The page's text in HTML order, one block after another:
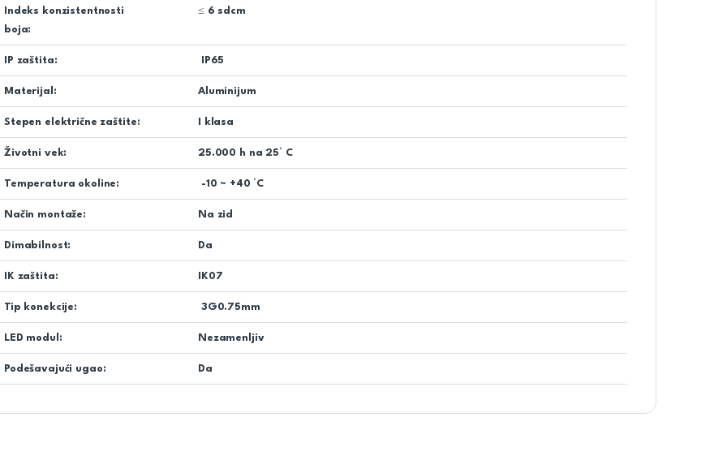
Indeks konzistentnosti
boja:
≤ 6 sdcm
IP zaštita: IP65
Materijal: Aluminijum
Stepen električne zaštite: I klasa
Životni vek: 25.000 h na 25° C
Temperatura okoline: -10 ~ +40 °C
Način montaže: Na zid
Dimabilnost: Da
IK zaštita: IK07
Tip konekcije: 3G0.75mm
LED modul: Nezamenljiv
Podešavajući ugao: Da